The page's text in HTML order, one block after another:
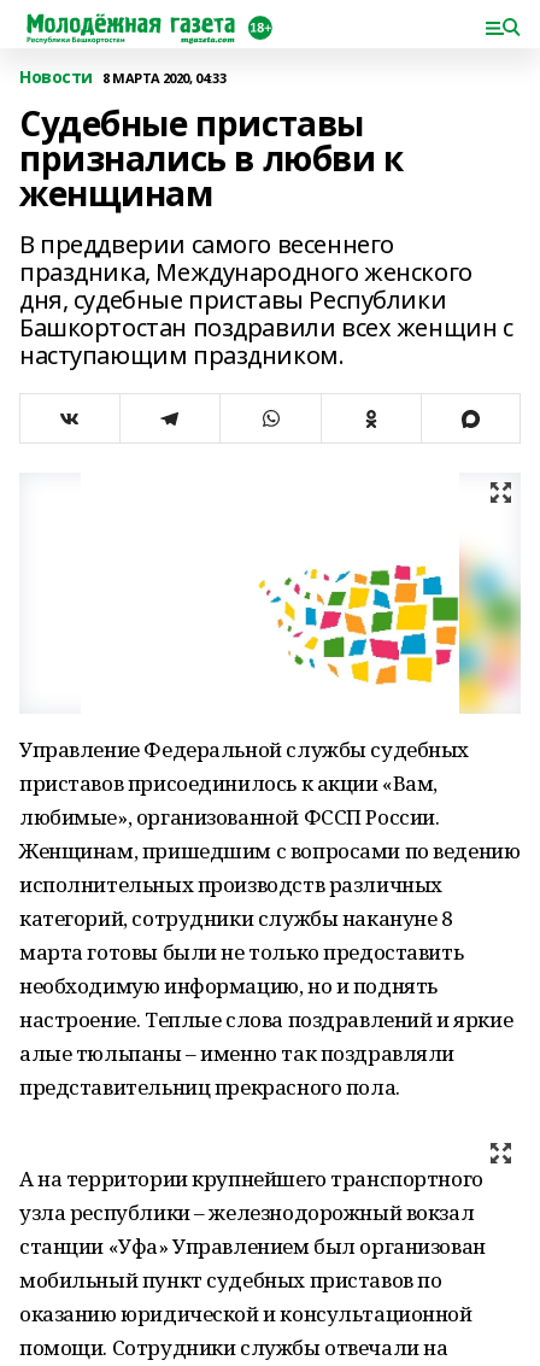
Новости 8 МАРТА 2020, 04:33
Судебные приставы
признались в любви к
женщинам
В преддверии самого весеннего
праздника, Международного женского
дня, судебные приставы Республики
Башкортостан поздравили всех женщин с
наступающим праздником.
Управление Федеральной службы судебных
приставов присоединилось к акции «Вам,
любимые», организованной ФССП России.
Женщинам, пришедшим с вопросами по ведению
исполнительных производств различных
категорий, сотрудники службы накануне 8
марта готовы были не только предоставить
необходимую информацию, но и поднять
настроение. Теплые слова поздравлений и яркие
алые тюльпаны – именно так поздравляли
представительниц прекрасного пола.
А на территории крупнейшего транспортного
узла республики – железнодорожный вокзал
станции «Уфа» Управлением был организован
мобильный пункт судебных приставов по
оказанию юридической и консультационной
помощи. Сотрудники службы отвечали на